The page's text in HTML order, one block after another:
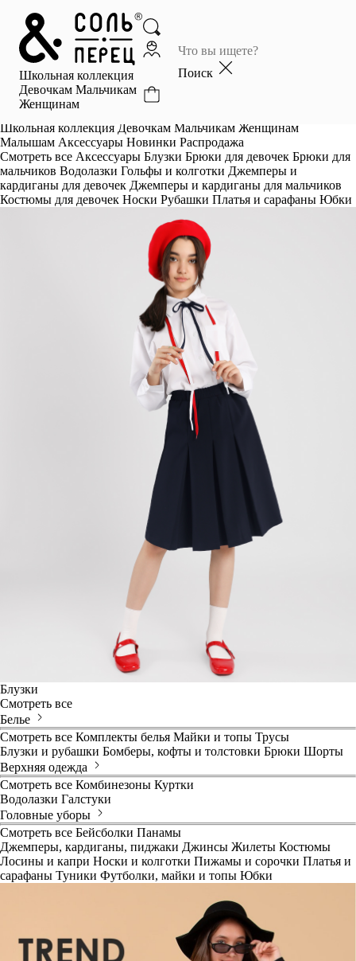
Школьная коллекция
Девочкам Мальчикам
Женщинам
Поиск
Главная
Каталог
Избранное
Школьная коллекция Девочкам Мальчикам Женщинам
Малышам Аксессуары Новинки Распродажа
Смотреть все Аксессуары Блузки Брюки для девочек Брюки для
мальчиков Водолазки Гольфы и колготки Джемперы и
кардиганы для девочек Джемперы и кардиганы для мальчиков
Костюмы для девочек Носки Рубашки Платья и сарафаны Юбки
Блузки
Смотреть все
Белье
Смотреть все Комплекты белья Майки и топы Трусы
Блузки и рубашки Бомберы, кофты и толстовки Брюки Шорты
Верхняя одежда
Смотреть все Комбинезоны Куртки
Водолазки Галстуки
Головные уборы
Смотреть все Бейсболки Панамы
Джемперы, кардиганы, пиджаки Джинсы Жилеты Костюмы
Лосины и капри Носки и колготки Пижамы и сорочки Платья и
сарафаны Туники Футболки, майки и топы Юбки